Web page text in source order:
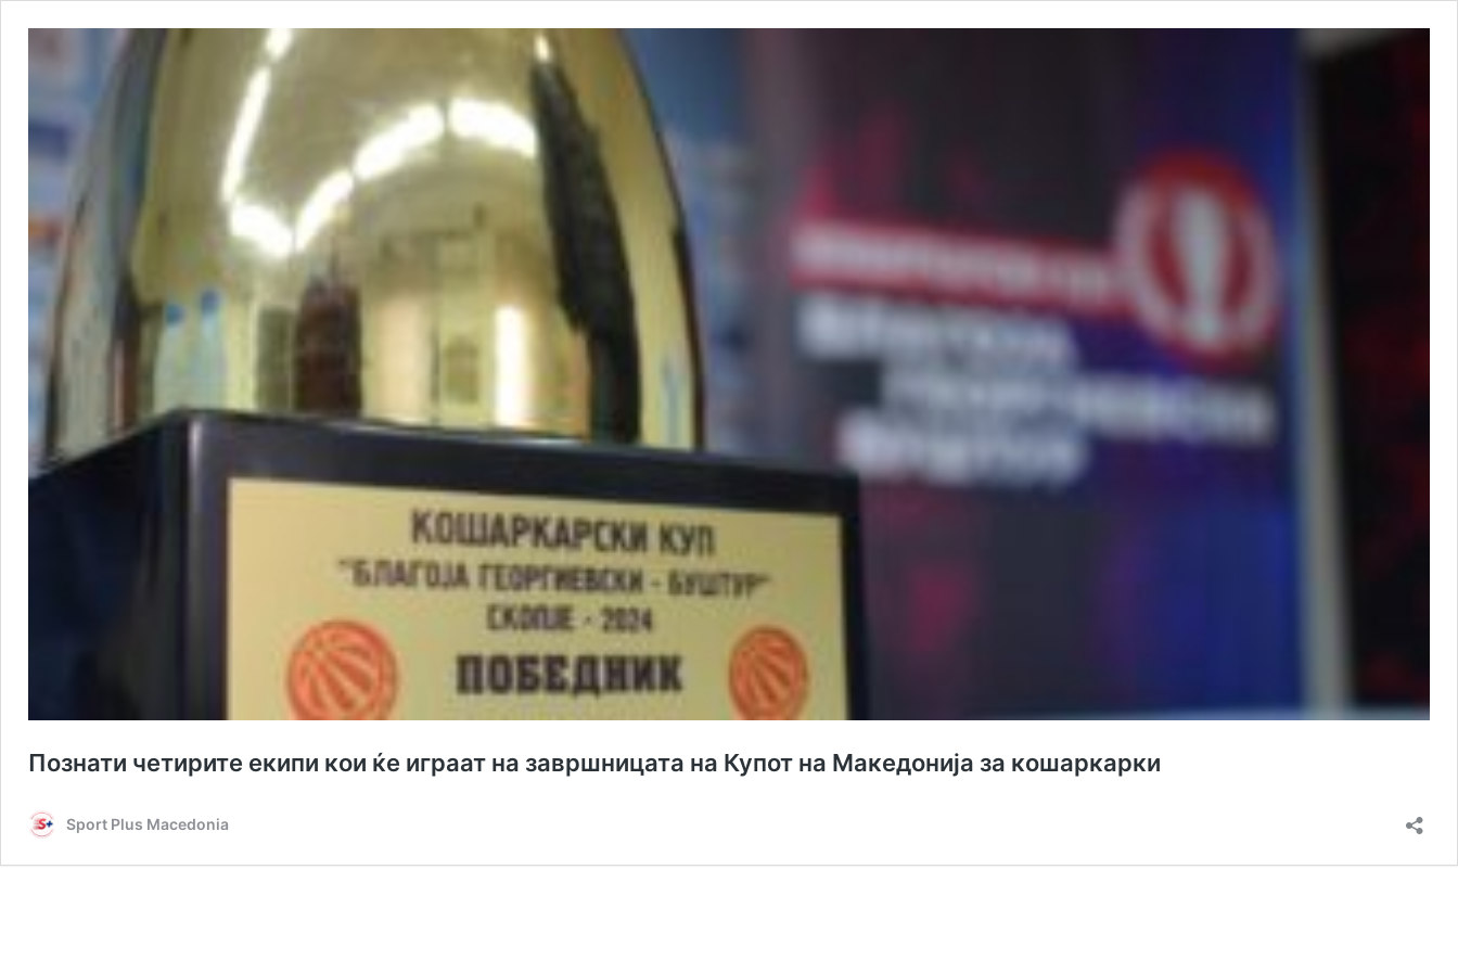
Познати четирите екипи кои ќе играат на завршницата на Купот на Македонија за кошаркарки
Sport Plus Macedonia